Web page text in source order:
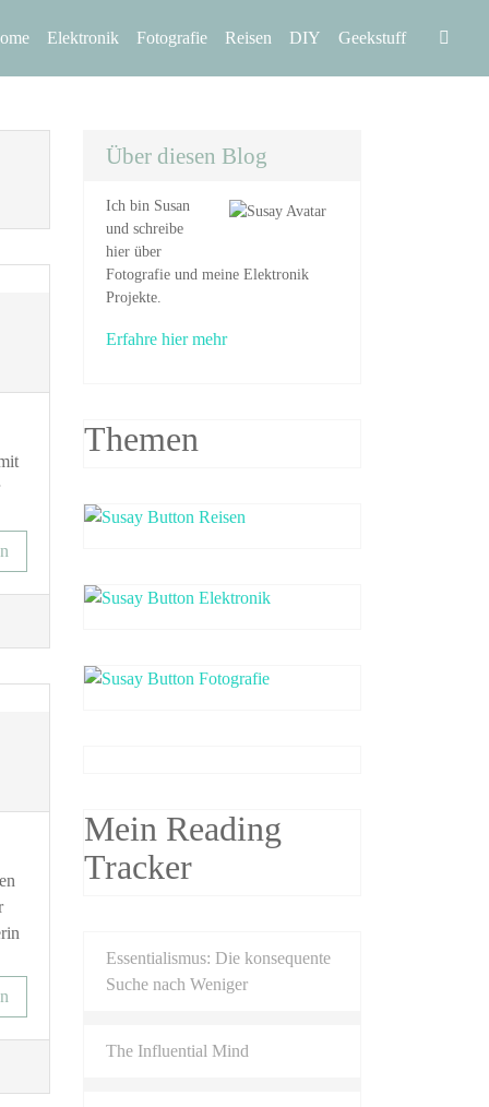
Elektronik Fotografie Reisen DIY Geekstuff
Über diesen Blog
Ich bin Susan
und schreibe
hier über
Fotografie und meine Elektronik
Projekte.
Erfahre hier mehr
Themen
Mein Reading
Tracker
Essentialismus: Die konsequente
Suche nach Weniger
The Influential Mind